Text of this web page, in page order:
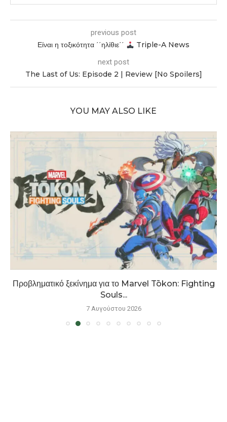
previous post
Είναι η τοξικότητα ΄΄ηλίθιε΄΄
Triple-A News
next post
The Last of Us: Episode 2 | Review [No Spoilers]
YOU MAY ALSO LIKE
Προβληματικό ξεκίνημα για το Marvel Tōkon: Fighting
Souls...
7 Αυγούστου 2026